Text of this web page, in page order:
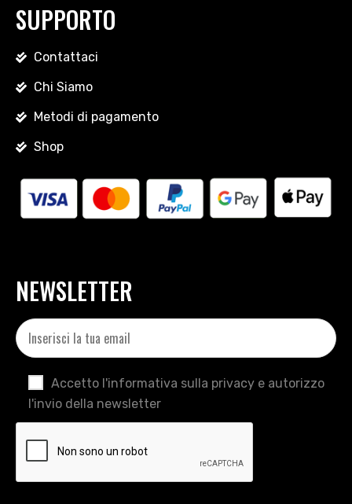
SUPPORTO
Contattaci
Chi Siamo
Metodi di pagamento
Shop
NEWSLETTER
Accetto l'informativa sulla privacy e autorizzo
l'invio della newsletter